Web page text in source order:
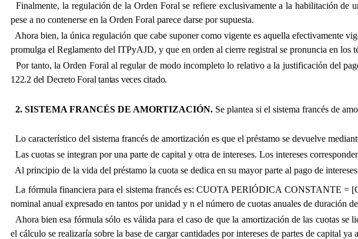
Finalmente, la regulación de la Orden Foral se refiere exclusivamente a la habilitación
pese a no contenerse en la Orden Foral parece darse por supuesta.
Ahora bien, la única regulación que cabe suponer como vigente es aquella efectivamente
promulga el Reglamento del ITPyAJD, y que en orden al cierre registral se pronuncia en los
Por tanto, la Orden Foral al regular de modo incompleto lo relativo a la justificación del
122.2 del Decreto Foral tantas veces citado.
2. SISTEMA FRANCÉS DE AMORTIZACIÓN. Se plantea si el sistema francés de
Lo característico del sistema francés de amortización es que el préstamo se devuelve
Las cuotas se integran por una parte de capital y otra de intereses. Los intereses
Al principio de la vida del préstamo la cuota se dedica en su mayor parte al pago de
La fórmula financiera para el sistema francés es: CUOTA PERIÓDICA CONSTANTE =
nominal anual expresado en tantos por unidad y n el número de cuotas anuales de duración
Ahora bien esa fórmula sólo es válida para el caso de que la amortización de las cuotas
el cálculo se realizaría sobre la base de cargar cantidades por intereses de partes de capital ya